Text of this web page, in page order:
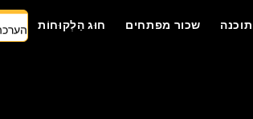
שכור מפתחים חוּג הַלְקוּחוֹת